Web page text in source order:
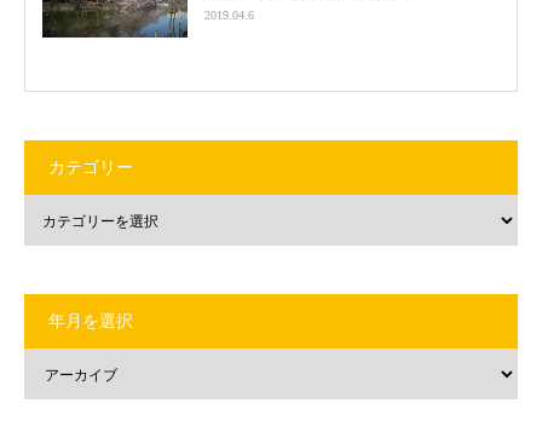
2019.04.6
カテゴリー
年月を選択